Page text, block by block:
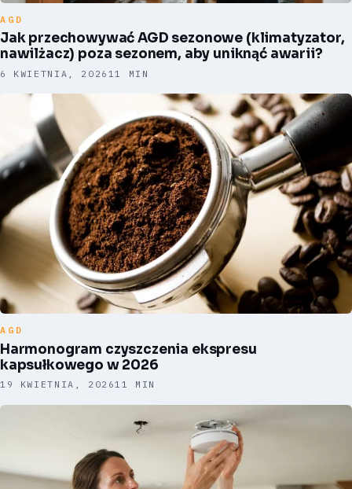
AGD
Jak przechowywać AGD sezonowe (klimatyzator,
nawilżacz) poza sezonem, aby uniknąć awarii?
6 KWIETNIA, 2026 11 MIN
AGD
Harmonogram czyszczenia ekspresu
kapsułkowego w 2026
19 KWIETNIA, 202611 MIN